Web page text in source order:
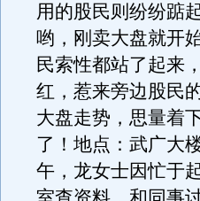
用的股民则纷纷踮
哟，刚卖大盘就开
民索性都站了起来
红，惹来旁边股民
大盘走势，思量着
了！地点：武广大
午，龙女士因忙于